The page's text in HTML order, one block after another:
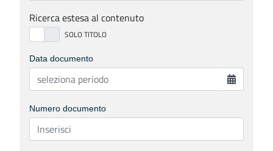
Ricerca estesa al contenuto
Data documento
Numero documento